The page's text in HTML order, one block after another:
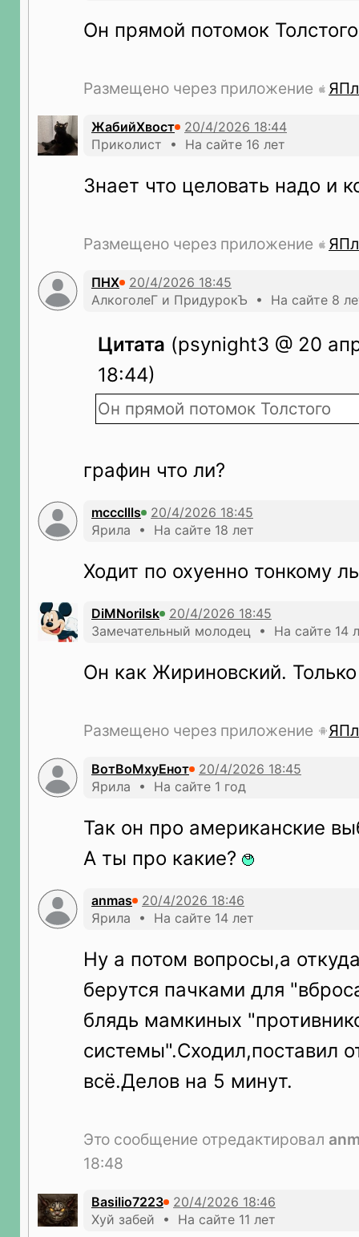
Он прямой потомок Толстого
Размещено через приложение
ЖабийХвост
Приколист • На сайте 16 лет
Знает что целовать надо и
Размещено через приложение
ПНХ
АлкоголеГ и ПридурокЪ • На сайте 8
Цитата (psynight3 @ 20
18:44)
Он прямой потомок Толстого
графин что ли?
mcccllls
Ярила • На сайте 18 лет
Ходит по охуенно тонкому
DiMNorilsk
Замечательный молодец • На сайте 14
Он как Жириновский.
Размещено через приложение
ВотВоМхуЕнот
Ярила • На сайте 1 год
Так он про американские
А ты про какие?
anmas
Ярила • На сайте 14 лет
Ну а потом вопросы,а
берутся пачками для
блядь мамкиных
системы".Сходил,поставил
всё.Делов на 5 минут.
Это сообщение отредактировал
18:48
Basilio7223
Хуй забей • На сайте 11 лет